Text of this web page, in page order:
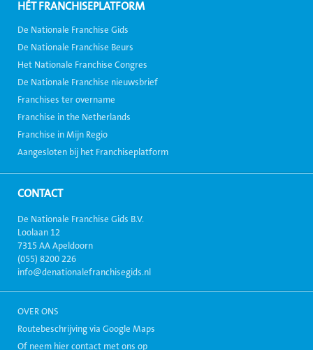
HÉT FRANCHISEPLATFORM
De Nationale Franchise Gids
De Nationale Franchise Beurs
Het Nationale Franchise Congres
De Nationale Franchise nieuwsbrief
Franchises ter overname
Franchise in the Netherlands
Franchise in Mijn Regio
Aangesloten bij het Franchiseplatform
CONTACT
De Nationale Franchise Gids B.V.
Loolaan 12
7315 AA Apeldoorn
(055) 8200 226
info@denationalefranchisegids.nl
OVER ONS
Routebeschrijving via Google Maps
Of neem hier contact met ons op